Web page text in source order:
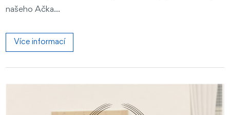
našeho Ačka...
Více informací